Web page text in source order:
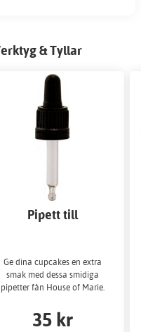
& Tyllar
Pipett till
Ge dina cupcakes en extra
smak med dessa smidiga
pipetter fån House of Marie.
35 kr